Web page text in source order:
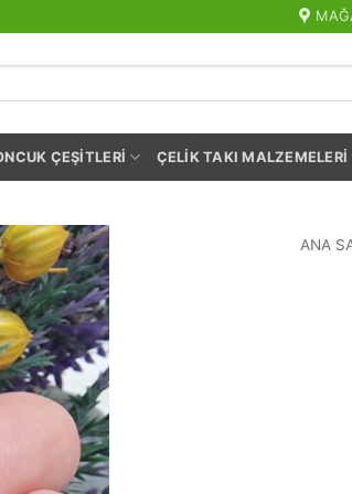
ÇEŞITLERI ÇELIK TAKI MALZEMELERI
ANA